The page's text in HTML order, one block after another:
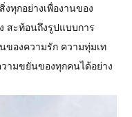
งทุกอย่างเพื่องานของ
สะท้อนถึงรูปแบบการ
ของความรัก ความทุ่มเท
ามขยันของทุกคนได้อย่าง